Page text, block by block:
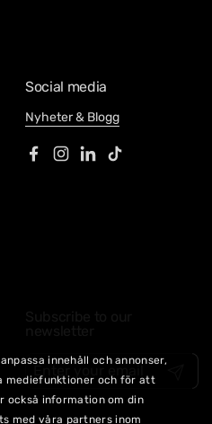
Social media
Nyheter & Blogg
FacebookInstagram
LinkedInTikTok
innehåll och annonser,
mediefunktioner och för att
också information om din
med våra partners inom